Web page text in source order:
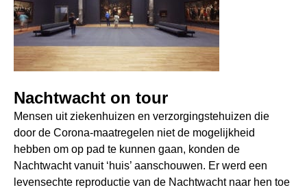
Nachtwacht on tour
Mensen uit ziekenhuizen en verzorgingstehuizen die
door de Corona-maatregelen niet de mogelijkheid
hebben om op pad te kunnen gaan, konden de
Nachtwacht vanuit ‘huis’ aanschouwen. Er werd een
levensechte reproductie van de Nachtwacht naar hen toe